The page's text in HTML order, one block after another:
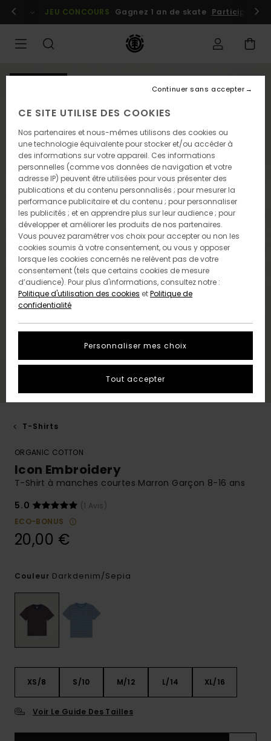
l'information
Se connecter / s'inscrire
JEU CONCOURS Gagnez 1 an de skate Participez
T-Shirts
ORGANIC COTTON
Icon Embroidery
T-Shirt à manches courtes Marron Garçon 8-16 ans
5.0
(1 Avis)
ECO-BONUS
20,00 €
Couleur Darkdenim/sepia
XS/8 S/10 M/12 L/14 XL/16
Voir Le Guide Des Tailles
CE SITE UTILISE DES COOKIES
Nos partenaires et nous-mêmes utilisons des cookies ou
une technologie équivalente pour stocker et/ou accéder à
des informations sur votre appareil. Ces informations
personnelles (comme vos données de navigation et votre
adresse IP) peuvent être utilisées pour vous présenter des
publications et du contenu personnalisés ; pour mesurer la
performance publicitaire et du contenu ; pour personnaliser
les publicités ; et en apprendre plus sur leur audience ; pour
développer et améliorer les produits de nos partenaires.
Vous pouvez paramétrer vos choix pour accepter ou non les
cookies soumis à votre consentement, ou vous y opposer
lorsque les cookies concernés ne relèvent pas de votre
consentement (tels que certains cookies de mesure
d’audience). Pour plus d'informations, consultez notre :
Politique d'utilisation des cookies etPolitique de
confidentialité
Personnaliser mes choix
Continuer sans accepter
Tout accepter